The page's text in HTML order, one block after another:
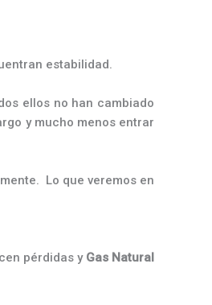
estabilidad.
ellos no han cambiado
y mucho menos entrar
Lo que veremos en
pérdidas yGas Natural